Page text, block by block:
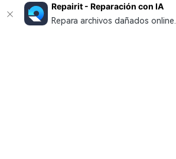
Repairit - Reparación con IA
Repara archivos dañados online.